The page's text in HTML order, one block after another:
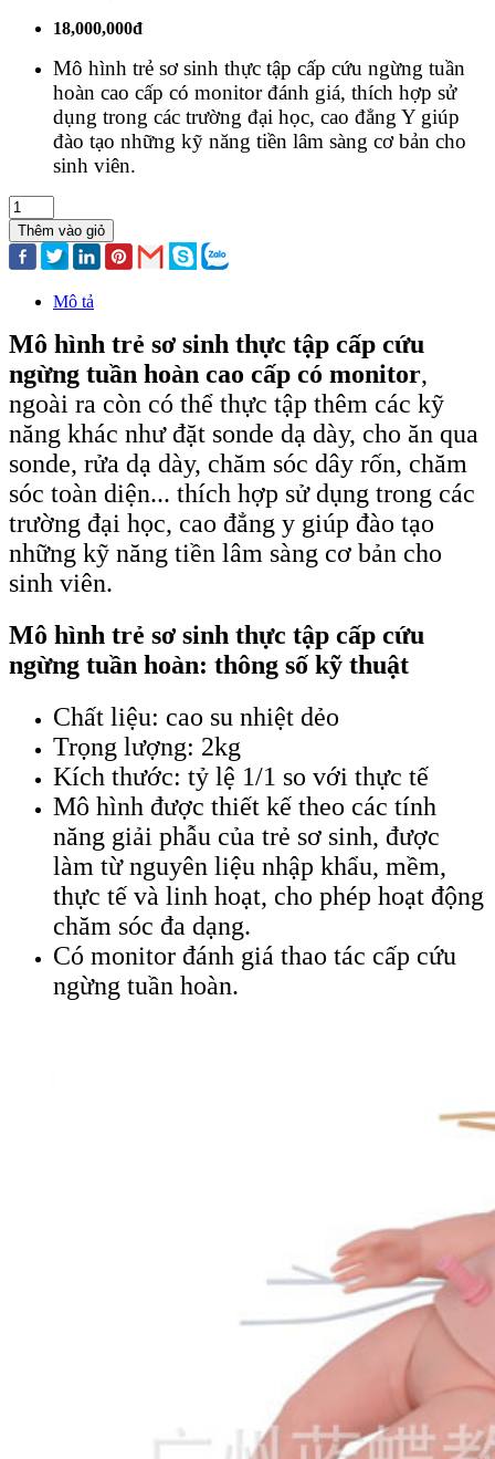
18,000,000đ
Mô hình trẻ sơ sinh thực tập cấp cứu ngừng tuần
hoàn cao cấp có monitor đánh giá, thích hợp sử
dụng trong các trường đại học, cao đẳng Y giúp
đào tạo những kỹ năng tiền lâm sàng cơ bản cho
sinh viên.
Thêm vào giỏ
Mô tả
Mô hình trẻ sơ sinh thực tập cấp cứu
ngừng tuần hoàn cao cấp có monitor,
ngoài ra còn có thể thực tập thêm các kỹ
năng khác như đặt sonde dạ dày, cho ăn qua
sonde, rửa dạ dày, chăm sóc dây rốn, chăm
sóc toàn diện... thích hợp sử dụng trong các
trường đại học, cao đẳng y giúp đào tạo
những kỹ năng tiền lâm sàng cơ bản cho
sinh viên.
Mô hình trẻ sơ sinh thực tập cấp cứu
ngừng tuần hoàn: thông số kỹ thuật
Chất liệu: cao su nhiệt dẻo
Trọng lượng: 2kg
Kích thước: tỷ lệ 1/1 so với thực tế
Mô hình được thiết kế theo các tính
năng giải phẫu của trẻ sơ sinh, được
làm từ nguyên liệu nhập khẩu, mềm,
thực tế và linh hoạt, cho phép hoạt động
chăm sóc đa dạng.
Có monitor đánh giá thao tác cấp cứu
ngừng tuần hoàn.